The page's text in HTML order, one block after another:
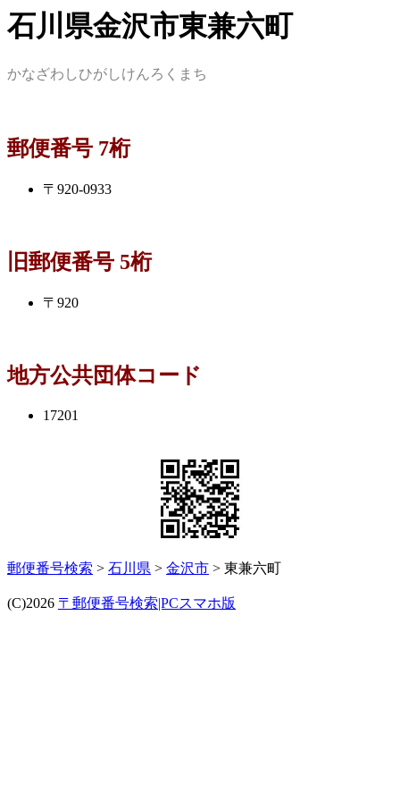
石川県金沢市東兼六町
かなざわしひがしけんろくまち
郵便番号 7桁
〒920-0933
旧郵便番号 5桁
〒920
地方公共団体コード
17201
郵便番号検索 > 石川県 > 金沢市 > 東兼六町
(C)2026 〒郵便番号検索|PCスマホ版